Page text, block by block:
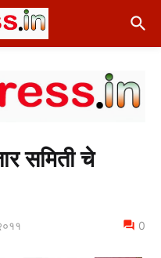
समिती चे
0